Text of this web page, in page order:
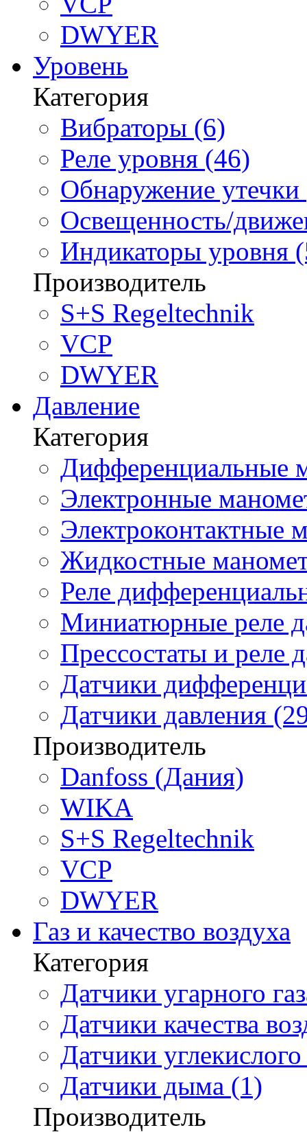
DWYER
Уровень
Категория
Вибраторы (6)
Реле уровня (46)
Обнаружение утечки
Освещенность/
Индикаторы уровня
Производитель
S+S Regeltechnik
VCP
DWYER
Давление
Категория
Дифференциальные
Электронные
Электроконтактные
Жидкостные
Реле
Миниатюрные реле
Прессостаты и реле
Датчики
Датчики давления
Производитель
Danfoss (Дания)
WIKA
S+S Regeltechnik
VCP
DWYER
Газ и качество воздуха
Категория
Датчики угарного
Датчики качества
Датчики
Датчики дыма (1)
Производитель